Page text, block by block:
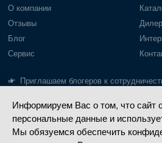
Информируем Вас о том, что сайт
персональные данные и
Мы обязуемся обеспечить
О компании
Отзывы
Блог
Сервис
Приглашаем блогеров к
Лодки Gladiator
Пайольное дно